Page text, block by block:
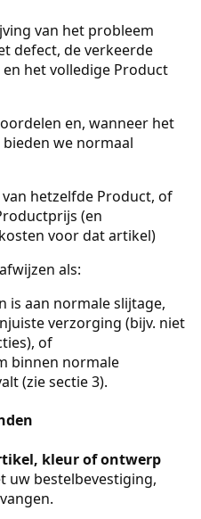
van het probleem
defect, de verkeerde
het volledige Product
en, wanneer het
we normaal
hetzelfde Product, of
(en
voor dat artikel)
als:
is aan normale slijtage,
verzorging (bijv. niet
of
binnen normale
(zie sectie 3).
kleur of ontwerp
uw bestelbevestiging,